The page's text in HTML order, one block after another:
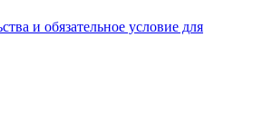
и обязательное условие для